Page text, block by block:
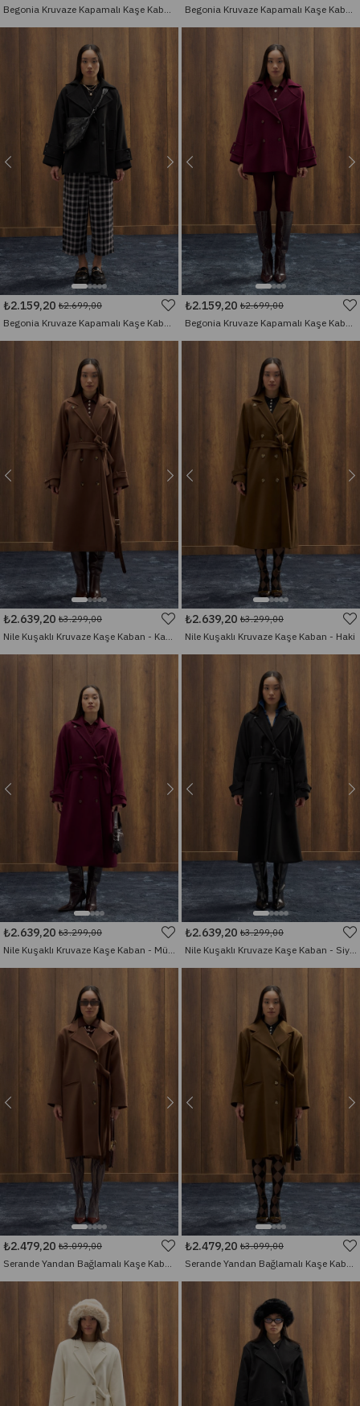
Begonia Kruvaze Kapamalı Kaşe Kaban - Haki Begonia Kruvaze Kapamalı Kaşe Kaban - Ekru
₺2.159,20 ₺2.699,00
Begonia Kruvaze Kapamalı Kaşe Kaban - Siyah
₺2.159,20 ₺2.699,00
Begonia Kruvaze Kapamalı Kaşe Kaban - Mürdüm
₺2.639,20 ₺3.299,00
Nile Kuşaklı Kruvaze Kaşe Kaban - Kahverengi
₺2.639,20 ₺3.299,00
Nile Kuşaklı Kruvaze Kaşe Kaban - Haki
₺2.639,20 ₺3.299,00
Nile Kuşaklı Kruvaze Kaşe Kaban - Mürdüm
₺2.639,20 ₺3.299,00
Nile Kuşaklı Kruvaze Kaşe Kaban - Siyah
₺2.479,20 ₺3.099,00
Serande Yandan Bağlamalı Kaşe Kaban - Kahverengi
₺2.479,20 ₺3.099,00
Serande Yandan Bağlamalı Kaşe Kaban - Haki